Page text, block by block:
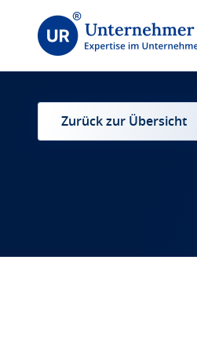
Zurück zur Übersicht